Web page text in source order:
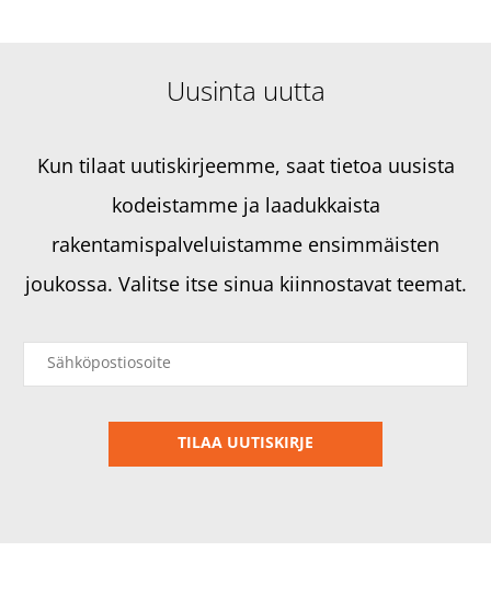
Uusinta uutta
Kun tilaat uutiskirjeemme, saat tietoa uusista
kodeistamme ja laadukkaista
rakentamispalveluistamme ensimmäisten
joukossa. Valitse itse sinua kiinnostavat teemat.